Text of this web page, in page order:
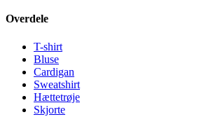
Overdele
T-shirt
Bluse
Cardigan
Sweatshirt
Hættetrøje
Skjorte